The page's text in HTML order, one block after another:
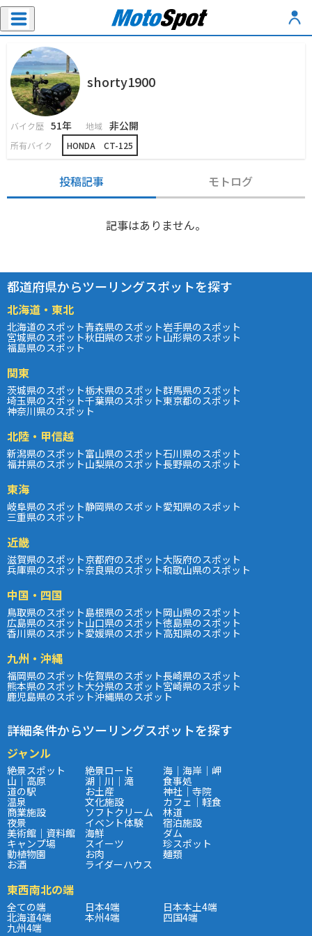
shorty1900
バイク歴 51年 地域 非公開
所有バイク HONDA CT-125
投稿記事 モトログ
記事はありません。
都道府県からツーリングスポットを探す
北海道・東北
北海道のスポット青森県のスポット岩手県のスポット
宮城県のスポット秋田県のスポット山形県のスポット
福島県のスポット
関東
茨城県のスポット栃木県のスポット群馬県のスポット
埼玉県のスポット千葉県のスポット東京都のスポット
神奈川県のスポット
北陸・甲信越
新潟県のスポット富山県のスポット石川県のスポット
福井県のスポット山梨県のスポット長野県のスポット
東海
岐阜県のスポット静岡県のスポット愛知県のスポット
三重県のスポット
近畿
滋賀県のスポット京都府のスポット大阪府のスポット
兵庫県のスポット奈良県のスポット和歌山県のスポット
中国・四国
鳥取県のスポット島根県のスポット岡山県のスポット
広島県のスポット山口県のスポット徳島県のスポット
香川県のスポット愛媛県のスポット高知県のスポット
九州・沖縄
福岡県のスポット佐賀県のスポット長崎県のスポット
熊本県のスポット大分県のスポット宮崎県のスポット
鹿児島県のスポット沖縄県のスポット
詳細条件からツーリングスポットを探す
ジャンル
絶景スポット 絶景ロード 海｜海岸｜岬
山｜高原 湖｜川｜滝 食事処
道の駅 お土産 神社｜寺院
温泉 文化施設 カフェ｜軽食
商業施設 ソフトクリーム 林道
夜景 イベント体験 宿泊施設
美術館｜資料館 海鮮 ダム
キャンプ場 スイーツ 珍スポット
動植物園 お肉 麺類
お酒 ライダーハウス
東西南北の端
全ての端 日本4端 日本本土4端
北海道4端 本州4端 四国4端
九州4端